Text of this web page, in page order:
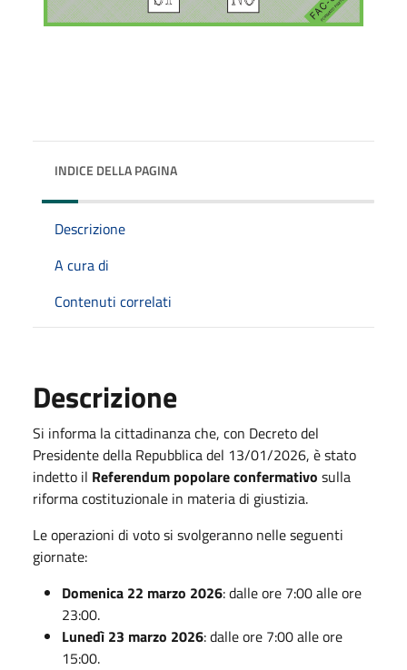
INDICE DELLA PAGINA
Descrizione
A cura di
Contenuti correlati
Descrizione
Si informa la cittadinanza che, con Decreto del
Presidente della Repubblica del 13/01/2026, è stato
indetto il Referendum popolare confermativo sulla
riforma costituzionale in materia di giustizia.
Le operazioni di voto si svolgeranno nelle seguenti
giornate:
Domenica 22 marzo 2026: dalle ore 7:00 alle ore
23:00.
Lunedì 23 marzo 2026: dalle ore 7:00 alle ore
15:00.